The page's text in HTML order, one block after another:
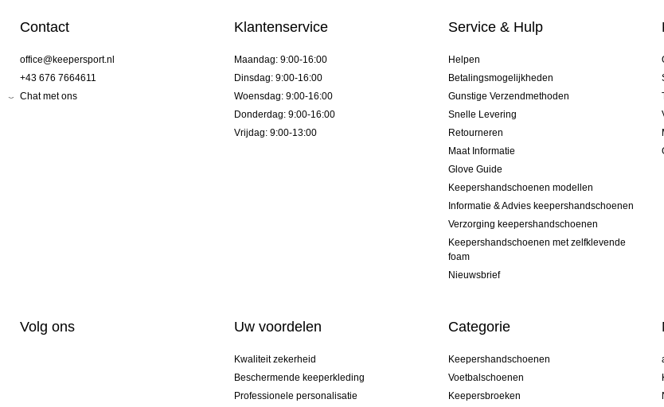
Contact
office@keepersport.nl
+43 676 7664611
Chat met ons
Klantenservice
Maandag: 9:00-16:00
Dinsdag: 9:00-16:00
Woensdag: 9:00-16:00
Donderdag: 9:00-16:00
Vrijdag: 9:00-13:00
Service & Hulp
Helpen
Betalingsmogelijkheden
Gunstige Verzendmethoden
Snelle Levering
Retourneren
Maat Informatie
Glove Guide
Keepershandschoenen modellen
Informatie & Advies keepershandschoenen
Verzorging keepershandschoenen
Keepershandschoenen met zelfklevende
foam
Nieuwsbrief
Volg ons Uw voordelen
Kwaliteit zekerheid
Beschermende keeperkleding
Professionele personalisatie
Categorie
Keepershandschoenen
Voetbalschoenen
Keepersbroeken